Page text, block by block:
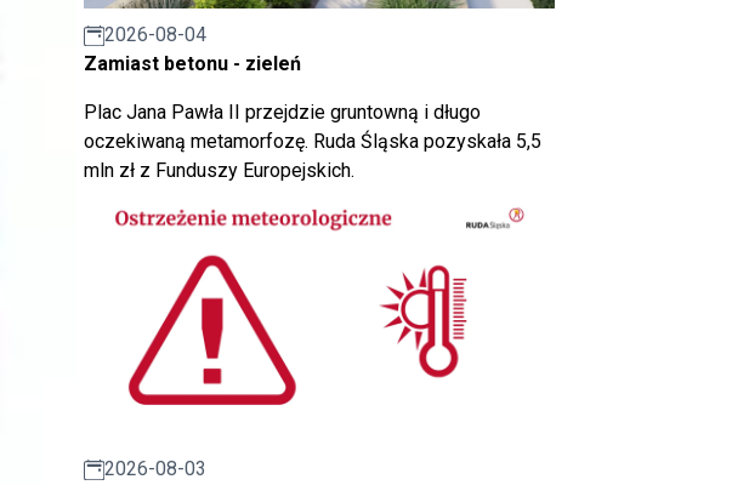
2026-08-04
Zamiast betonu - zieleń
Plac Jana Pawła II przejdzie gruntowną i długo
oczekiwaną metamorfozę. Ruda Śląska pozyskała 5,5
mln zł z Funduszy Europejskich.
2026-08-03